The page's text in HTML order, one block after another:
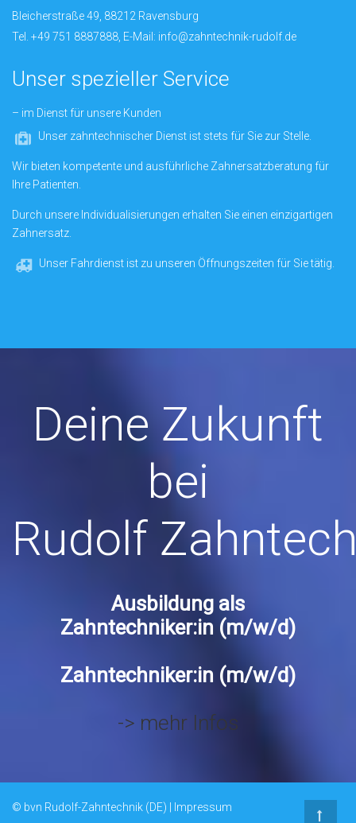
Bleicherstraße 49, 88212 Ravensburg
Tel. +49 751 8887888, E-Mail: info@zahntechnik-rudolf.de
Unser spezieller Service
– im Dienst für unsere Kunden
Unser zahntechnischer Dienst ist stets für Sie zur Stelle.
Wir bieten kompetente und ausführliche Zahnersatzberatung für
Ihre Patienten.
Durch unsere Individualisierungen erhalten Sie einen einzigartigen
Zahnersatz.
Unser Fahrdienst ist zu unseren Öffnungszeiten für Sie tätig.
Deine Zukunft
bei
Rudolf
Ausbildung als
Zahntechniker:in (m/w/d)
Zahntechniker:in (m/w/d)
-> mehr Infos
© bvn Rudolf-Zahntechnik (DE) | Impressum